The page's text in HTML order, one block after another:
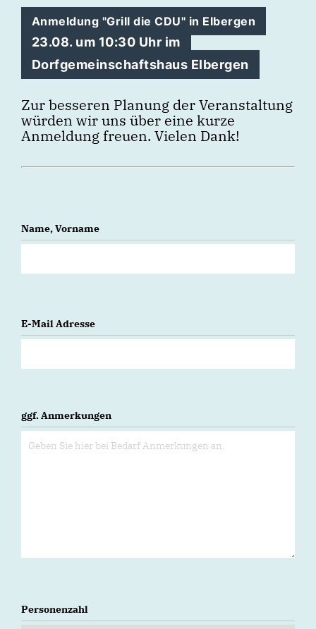
Anmeldung "Grill die CDU" in Elbergen
23.08. um 10:30 Uhr im
Dorfgemeinschaftshaus Elbergen
Zur besseren Planung der Veranstaltung
würden wir uns über eine kurze
Anmeldung freuen. Vielen Dank!
Name, Vorname
E-Mail Adresse
ggf. Anmerkungen
Personenzahl